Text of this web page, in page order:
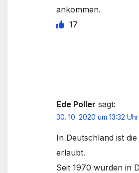
ankommen.
17
Ede Poller sagt:
30. 10. 2020 um 13:32 Uhr
In Deutschland ist
erlaubt.
Seit 1970 wurden in